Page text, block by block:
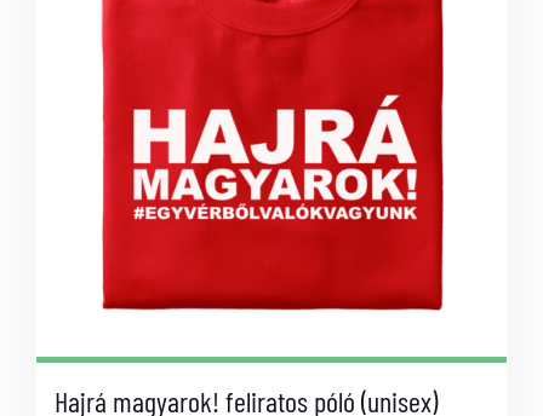
Hajrá magyarok! feliratos póló (unisex)